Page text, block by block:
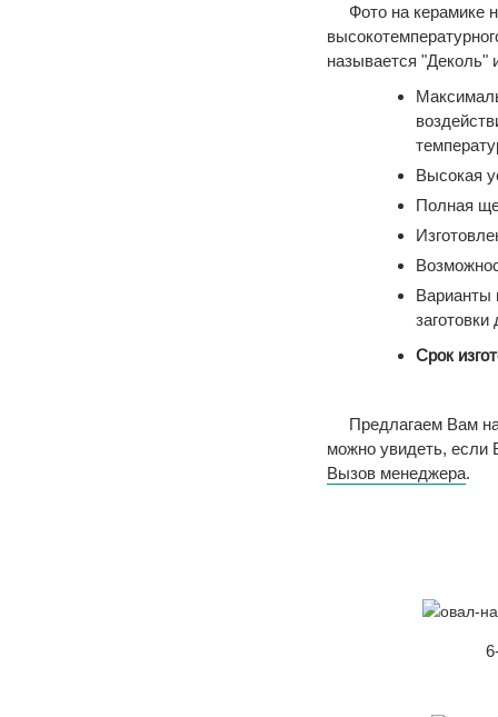
Фото на керамике
называется "Деколь"
Высокая
Полная
Варианты
Срок
Предлагаем Вам
можно увидеть, если
Вызов менеджера.